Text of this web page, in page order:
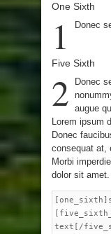
One Sixth
1 Donec
Five Sixth
2
Donec
augue
Lorem ipsum
Donec
consequat at,
Morbi
dolor sit
text[/